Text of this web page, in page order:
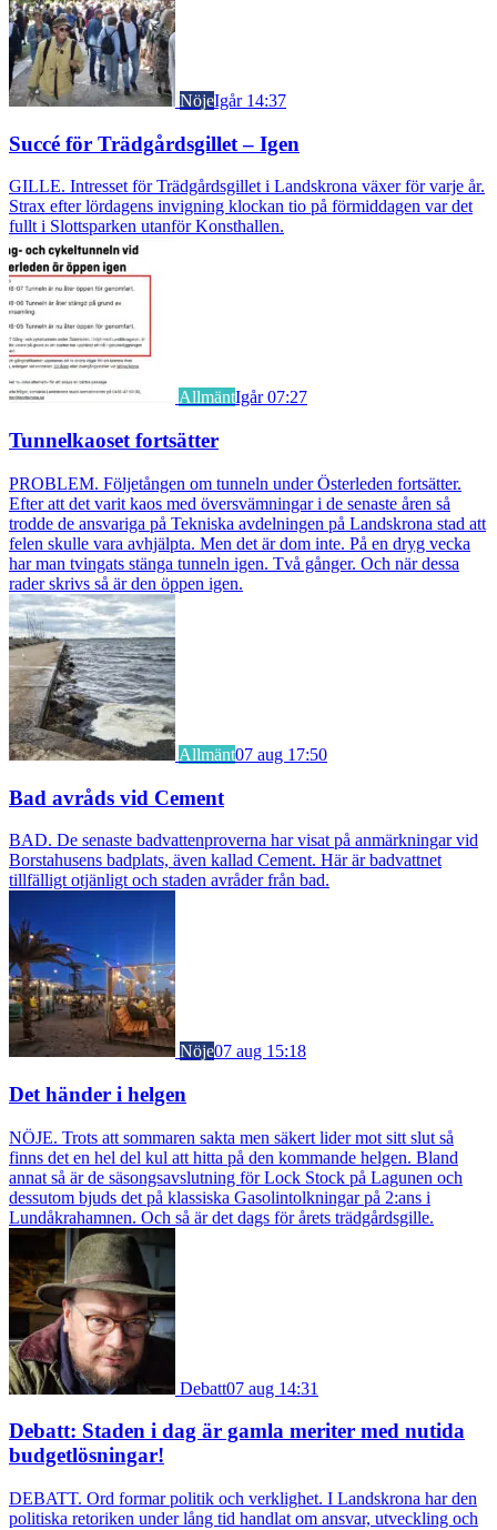
NöjeIgår 14:37
Succé för Trädgårdsgillet – Igen
GILLE. Intresset för Trädgårdsgillet i Landskrona växer för varje år.
Strax efter lördagens invigning klockan tio på förmiddagen var det
fullt i Slottsparken utanför Konsthallen.
AllmäntIgår 07:27
Tunnelkaoset fortsätter
PROBLEM. Följetången om tunneln under Österleden fortsätter.
Efter att det varit kaos med översvämningar i de senaste åren så
trodde de ansvariga på Tekniska avdelningen på Landskrona stad att
felen skulle vara avhjälpta. Men det är dom inte. På en dryg vecka
har man tvingats stänga tunneln igen. Två gånger. Och när dessa
rader skrivs så är den öppen igen.
Allmänt07 aug 17:50
Bad avråds vid Cement
BAD. De senaste badvattenproverna har visat på anmärkningar vid
Borstahusens badplats, även kallad Cement. Här är badvattnet
tillfälligt otjänligt och staden avråder från bad.
Nöje07 aug 15:18
Det händer i helgen
NÖJE. Trots att sommaren sakta men säkert lider mot sitt slut så
finns det en hel del kul att hitta på den kommande helgen. Bland
annat så är de säsongsavslutning för Lock Stock på Lagunen och
dessutom bjuds det på klassiska Gasolintolkningar på 2:ans i
Lundåkrahamnen. Och så är det dags för årets trädgårdsgille.
Debatt07 aug 14:31
Debatt: Staden i dag är gamla meriter med nutida
budgetlösningar!
DEBATT. Ord formar politik och verklighet. I Landskrona har den
politiska retoriken under lång tid handlat om ansvar, utveckling och